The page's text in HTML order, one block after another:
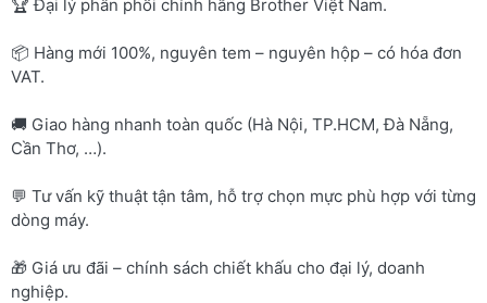
🏆 Đại lý phân phối chính hãng Brother Việt Nam.
📦 Hàng mới 100%, nguyên tem – nguyên hộp – có hóa đơn
VAT.
🚚 Giao hàng nhanh toàn quốc (Hà Nội, TP.HCM, Đà Nẵng,
Cần Thơ, …).
💬 Tư vấn kỹ thuật tận tâm, hỗ trợ chọn mực phù hợp với từng
dòng máy.
🎁 Giá ưu đãi – chính sách chiết khấu cho đại lý, doanh
nghiệp.